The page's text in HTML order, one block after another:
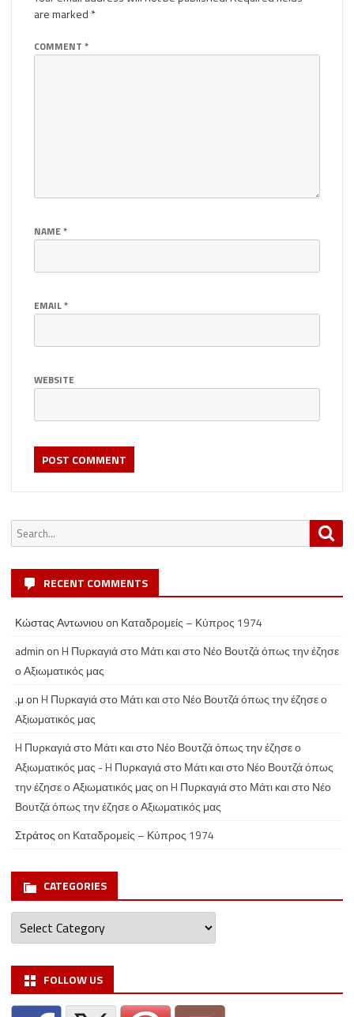
are marked *
COMMENT *
NAME*
EMAIL*
WEBSITE
Search
for:
RECENT COMMENTS
Κώστας Αντωνιου on Καταδρομείς – Κύπρος 1974
admin onH Πυρκαγιά στο Μάτι και στο Νέο Βουτζά όπως την έζησε
ο Αξιωματικός μας
.μ onH Πυρκαγιά στο Μάτι και στο Νέο Βουτζά όπως την έζησε ο
Αξιωματικός μας
H Πυρκαγιά στο Μάτι και στο Νέο Βουτζά όπως την έζησε ο
Αξιωματικός μας - H Πυρκαγιά στο Μάτι και στο Νέο Βουτζά όπως
την έζησε ο Αξιωματικός μας onH Πυρκαγιά στο Μάτι και στο Νέο
Βουτζά όπως την έζησε ο Αξιωματικός μας
Στράτος on Καταδρομείς – Κύπρος 1974
CATEGORIES
Categories
FOLLOW US